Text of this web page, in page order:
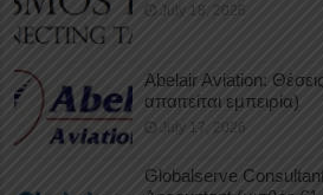
July 18, 2026
Abelair Aviation:
απαιτείται εμπειρία)
July 17, 2026
Globalserve